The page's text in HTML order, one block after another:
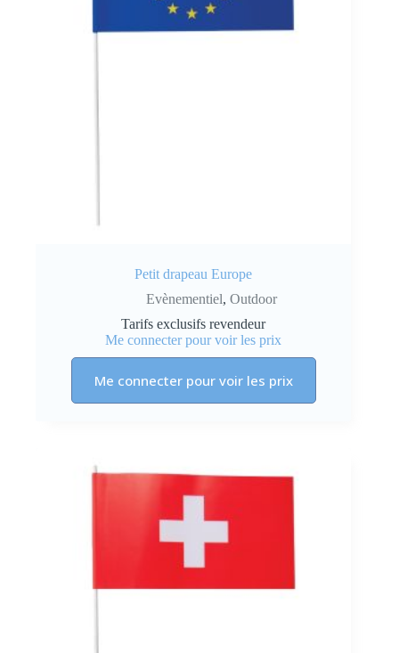
Petit drapeau Europe
Evènementiel, Outdoor
Tarifs exclusifs revendeur
Me connecter pour voir les prix
Me connecter pour voir les prix